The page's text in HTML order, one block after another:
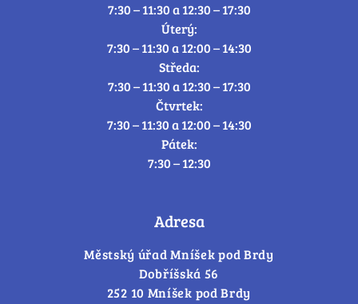
7:30 – 11:30 a 12:30 – 17:30
Úterý:
7:30 – 11:30 a 12:00 – 14:30
Středa:
7:30 – 11:30 a 12:30 – 17:30
Čtvrtek:
7:30 – 11:30 a 12:00 – 14:30
Pátek:
7:30 – 12:30
Adresa
Městský úřad Mníšek pod Brdy
Dobříšská 56
252 10 Mníšek pod Brdy